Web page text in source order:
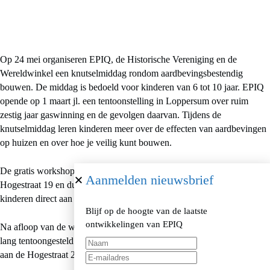
Op 24 mei organiseren EPIQ, de Historische Vereniging en de
Wereldwinkel een knutselmiddag rondom aardbevingsbestendig
bouwen. De middag is bedoeld voor kinderen van 6 tot 10 jaar. EPIQ
opende op 1 maart jl. een tentoonstelling in Loppersum over ruim
zestig jaar gaswinning en de gevolgen daarvan. Tijdens de
knutselmiddag leren kinderen meer over de effecten van aardbevingen
op huizen en over hoe je veilig kunt bouwen.
De gratis workshop start in het atelier van de Wereldwinkel aan de
Hogestraat 19 en duurt van 14.00 uur tot 16.00 uur. Meld jezelf of je
kinderen direct aan op onze site
Na afloop van de workshop worden de gebouwde huisjes twee weken
lang tentoongesteld op een speciale trilplaat bij de expositie van EPIQ
aan de Hogestraat 2.
Aanmelden nieuwsbrief
Blijf op de hoogte van de laatste
ontwikkelingen van EPIQ